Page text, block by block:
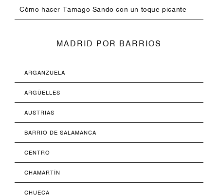
Cómo hacer Tamago Sando con un toque picante
MADRID POR BARRIOS
ARGANZUELA
ARGÜELLES
AUSTRIAS
BARRIO DE SALAMANCA
CENTRO
CHAMARTÍN
CHUECA